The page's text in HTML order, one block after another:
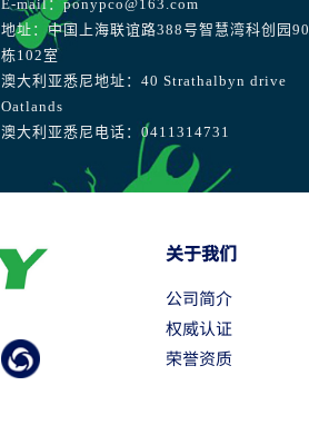
E-mail：ponypco@163.com
地址：中国上海联谊路388号智慧湾科创园90
栋102室
澳大利亚悉尼地址：40 Strathalbyn drive
Oatlands
澳大利亚悉尼电话：0411314731
关于我们
公司简介
权威认证
荣誉资质